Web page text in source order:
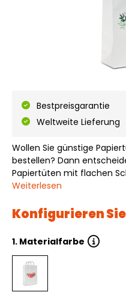
Bestpreisgarantie
Weltweite Lieferung
Wollen Sie günstige
bestellen? Dann
Papiertüten mit flachen
aus weißem Kraftpapier
Größen ab Lager
Weiterlesen
Konfigurieren
1. Materialfarbe